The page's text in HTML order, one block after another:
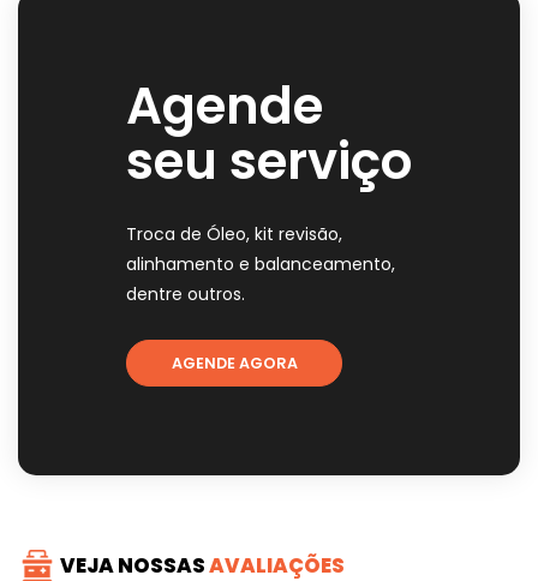
Agende
seu serviço
Troca de Óleo, kit revisão,
alinhamento e balanceamento,
dentre outros.
AGENDE AGORA
VEJA NOSSASAVALIAÇÕES